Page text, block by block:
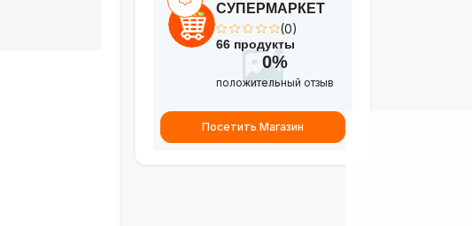
СУПЕРМАРКЕТ
(0)
66 продукты
0%
положительный отзыв
Посетить Магазин